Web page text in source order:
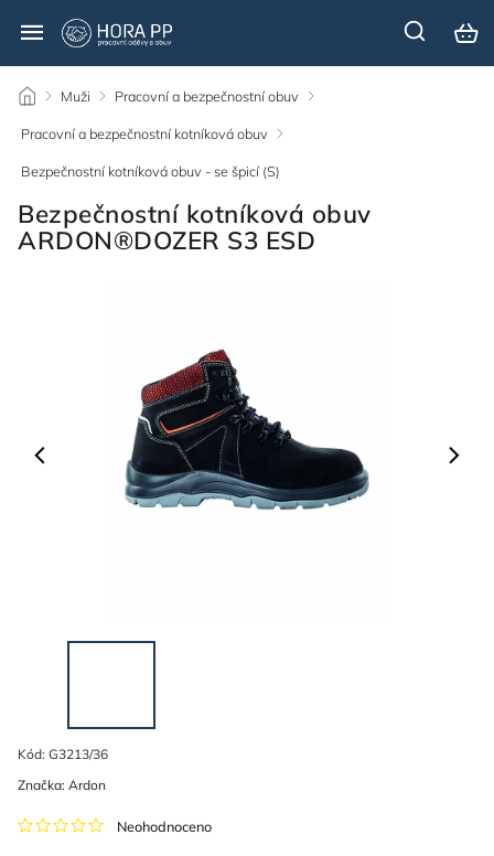
/ Muži / Pracovní a bezpečnostní obuv /
Pracovní a bezpečnostní kotníková obuv /
Bezpečnostní kotníková obuv - se špicí (S)
Bezpečnostní kotníková obuv
ARDON®DOZER S3 ESD
Kód: G3213/36
Neohodnoceno
Značka: Ardon